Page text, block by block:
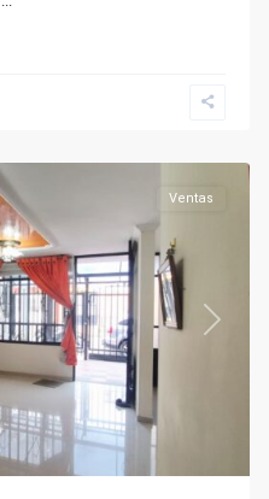
Next
Ventas